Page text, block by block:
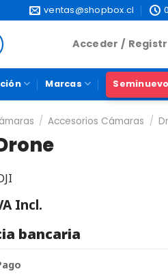
ventas@shopbox.cl
Acceder /
Marcas
/ Accesorios Cámaras /
Incl.
bancaria